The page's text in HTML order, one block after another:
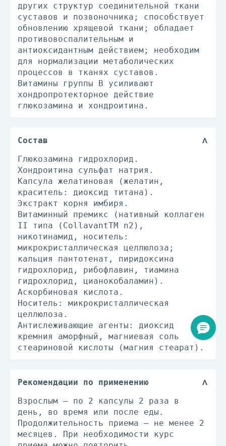
других структур соединительной ткани
суставов и позвоночника; способствует
обновлению хрящевой ткани; обладает
противовоспалительным и
антиоксидантным действием; необходим
для нормализации метаболических
процессов в тканях суставов.
Витамины группы B усиливают
хондропротекторное действие
глюкозамина и хондроитина.
Состав
Глюкозамина гидрохлорид.
Хондроитина сульфат натрия.
Капсула желатиновая (желатин,
краситель: диоксид титана).
Экстракт корня имбиря.
Витаминный премикс (нативный коллаген
II типа (CollavantТМ n2),
никотинамид, носитель:
микрокристаллическая целлюлоза;
кальция пантотенат, пиридоксина
гидрохлорид, рибофлавин, тиамина
гидрохлорид, цианокобаламин).
Аскорбиновая кислота.
Носитель: микрокристаллическая
целлюлоза.
Антислеживающие агенты: диоксид
кремния аморфный, магниевая соль
стеариновой кислоты (магния стеарат).
Рекомендации по применению
Взрослым – по 2 капсулы 2 раза в
день, во время или после еды.
Продолжительность приема – не менее 2
месяцев. При необходимости курс